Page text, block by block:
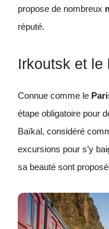
propose de nombreux
réputé.
Irkoutsk et le
Connue comme le
étape obligatoire pour
Baïkal, considéré
excursions pour s’y
sa beauté sont